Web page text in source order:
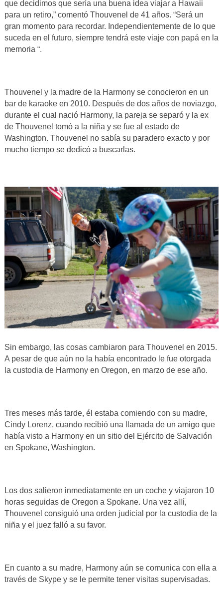
que decidimos que sería una buena idea viajar a Hawaii
para un retiro,” comentó Thouvenel de 41 años. “Será un
gran momento para recordar. Independientemente de lo que
suceda en el futuro, siempre tendrá este viaje con papá en la
memoria “.
Thouvenel y la madre de la Harmony se conocieron en un
bar de karaoke en 2010. Después de dos años de noviazgo,
durante el cual nació Harmony, la pareja se separó y la ex
de Thouvenel tomó a la niña y se fue al estado de
Washington. Thouvenel no sabía su paradero exacto y por
mucho tiempo se dedicó a buscarlas.
Sin embargo, las cosas cambiaron para Thouvenel en 2015.
A pesar de que aún no la había encontrado le fue otorgada
la custodia de Harmony en Oregon, en marzo de ese año.
Tres meses más tarde, él estaba comiendo con su madre,
Cindy Lorenz, cuando recibió una llamada de un amigo que
había visto a Harmony en un sitio del Ejército de Salvación
en Spokane, Washington.
Los dos salieron inmediatamente en un coche y viajaron 10
horas seguidas de Oregon a Spokane. Una vez allí,
Thouvenel consiguió una orden judicial por la custodia de la
niña y el juez falló a su favor.
En cuanto a su madre, Harmony aún se comunica con ella a
través de Skype y se le permite tener visitas supervisadas.